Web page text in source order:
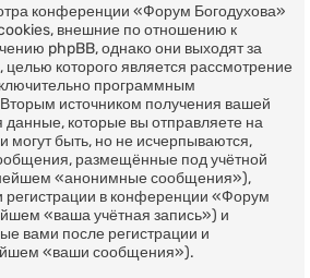
конференции «Форум Богодухова»
внешние по отношению к
phpBB, однако они выходят за
целью которого является рассмотрение
программным
источником получения вашей
которые вы отправляете на
быть, но не исчерпываются,
размещённые под учётной
«анонимные сообщения»),
регистрации в конференции «Форум
«ваша учётная запись») и
вами после регистрации и
«ваши сообщения»).